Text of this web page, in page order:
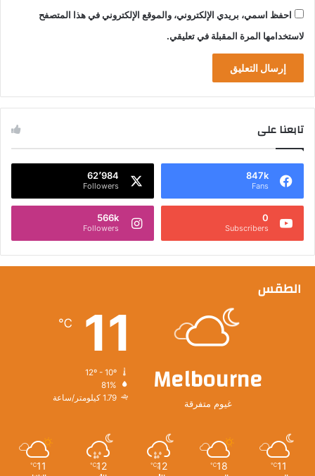
احفظ اسمي، بريدي الإلكتروني، والموقع الإلكتروني في هذا المتصفح
لاستخدامها المرة المقبلة في تعليقي.
تابعنا على
847k
Fans
62٬984
Followers
0
Subscribers
566k
Followers
الطقس
Melbourne
غيوم متفرقة
11
℃
81%
1.79 كيلومتر/ساعة
11
℃
18
℃
12
℃
12
℃
11
℃